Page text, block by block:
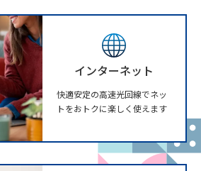
インターネット
快適安定の高速光回線でネッ
トをおトクに楽しく使えます